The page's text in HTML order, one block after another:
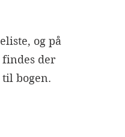
og på
der
bogen.